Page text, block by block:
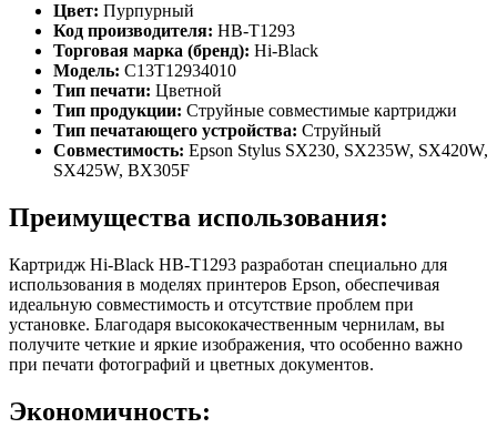
Цвет: Пурпурный
Код производителя: HB-T1293
Торговая марка (бренд): Hi-Black
Модель: C13T12934010
Тип печати: Цветной
Тип продукции: Струйные совместимые картриджи
Тип печатающего устройства: Струйный
Совместимость: Epson Stylus SX230, SX235W, SX420W,
SX425W, BX305F
Преимущества использования:
Картридж Hi-Black HB-T1293 разработан специально для
использования в моделях принтеров Epson, обеспечивая
идеальную совместимость и отсутствие проблем при
установке. Благодаря высококачественным чернилам, вы
получите четкие и яркие изображения, что особенно важно
при печати фотографий и цветных документов.
Экономичность: